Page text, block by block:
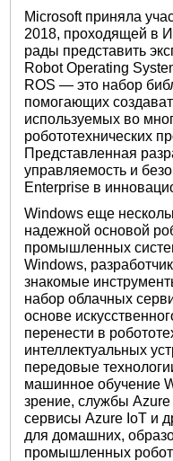
Microsoft приняла
2018, проходящей в
рады представить
Robot Operating
ROS — это набор
помогающих
используемых во
робототехнических
Представленная
управляемость и
Enterprise в
Windows еще
надежной основой
промышленных
Windows,
знакомые
набор облачных
основе
перенести в
интеллектуальных
передовые
машинное обучение
зрение, службы
сервисы Azure IoT и
для домашних,
промышленных